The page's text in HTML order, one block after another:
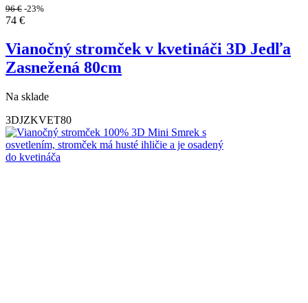
96€ -23%
74 €
Vianočný stromček v kvetináči 3D Jedľa
Zasnežená 80cm
Na sklade
3DJZKVET80